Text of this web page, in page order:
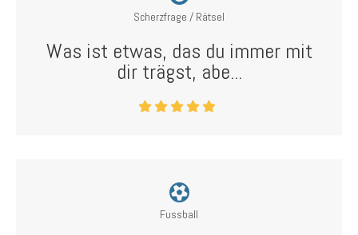
Scherzfrage / Rätsel
Was ist etwas, das du immer mit
dir trägst, abe...
Fussball